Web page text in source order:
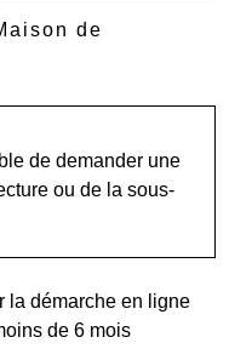
de
de demander une
ou de la sous-
la démarche en ligne
de 6 mois